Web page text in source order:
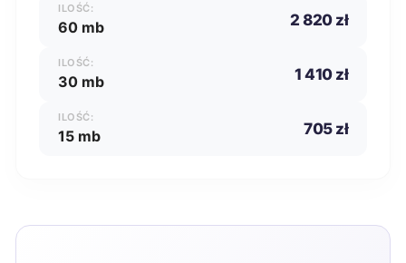
ILOŚĆ:
60 mb 2 820 zł
ILOŚĆ:
30 mb 1 410 zł
ILOŚĆ:
15 mb 705 zł